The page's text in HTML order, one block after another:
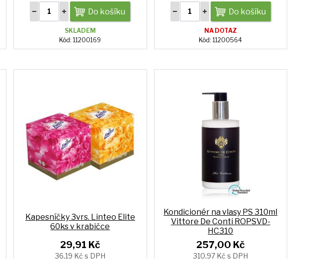
Do košíku
SKLADEM
Kód: 11200169
Do košíku
NA DOTAZ
Kód: 11200564
Kapesníčky 3vrs. Linteo Elite
60ks v krabičce
29,91 Kč
36,19 Kč s DPH
Kondicionér na vlasy PS 310ml
Vittore De Conti ROPSVD-
HC310
257,00 Kč
310,97 Kč s DPH